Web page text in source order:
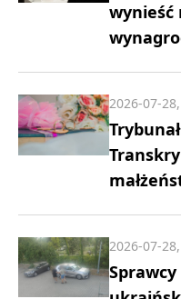
wynieść
2026-07-
2026-07-